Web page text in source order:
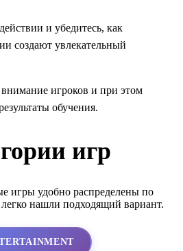
и убедитесь, как
создают увлекательный
игроков и при этом
обучения.
игр
игры удобно распределены по
нашли подходящий вариант.